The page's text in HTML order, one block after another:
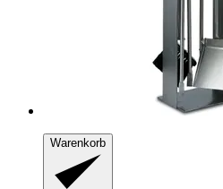
Warenkorb